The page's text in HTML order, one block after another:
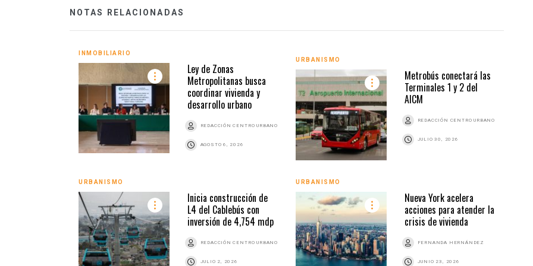
NOTAS RELACIONADAS
INMOBILIARIO
Ley de Zonas
Metropolitanas busca
coordinar vivienda y
desarrollo urbano
REDACCIÓN CENTRO URBANO
AGOSTO 6, 2026
URBANISMO
Metrobús conectará las
Terminales 1 y 2 del
AICM
REDACCIÓN CENTRO URBANO
JULIO 30, 2026
URBANISMO
Inicia construcción de
L4 del Cablebús con
inversión de 4,754 mdp
REDACCIÓN CENTRO URBANO
JULIO 2, 2026
URBANISMO
Nueva York acelera
acciones para atender la
crisis de vivienda
FERNANDA HERNÁNDEZ
JUNIO 23, 2026